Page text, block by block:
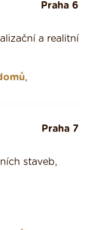
Praha 6
a realitní
,
Praha 7
staveb,